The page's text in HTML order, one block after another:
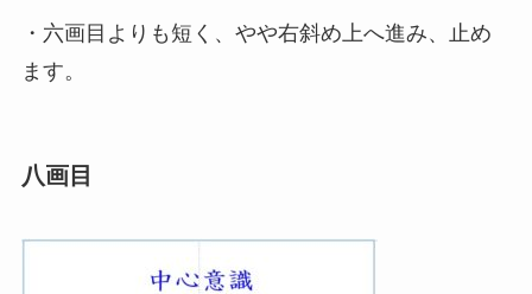
・六画目よりも短く、やや右斜め上へ進み、止め
ます。
八画目